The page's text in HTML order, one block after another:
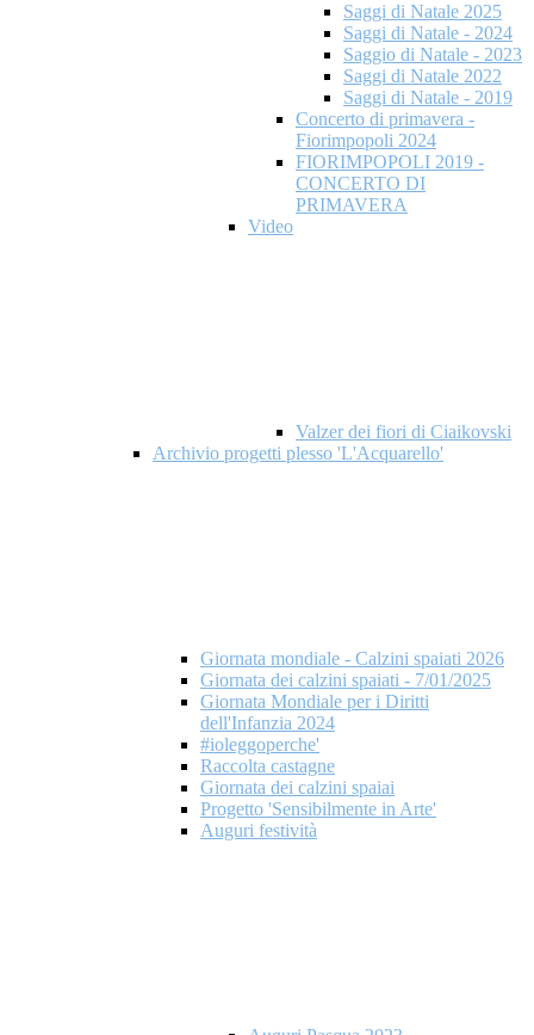
Saggi di Natale 2025
Saggi di Natale - 2024
Saggio di Natale - 2023
Saggi di Natale 2022
Saggi di Natale - 2019
Concerto di primavera -
Fiorimpopoli 2024
FIORIMPOPOLI 2019 -
CONCERTO DI
PRIMAVERA
Video
Valzer dei fiori di Ciaikovski
Archivio progetti plesso 'L'Acquarello'
Giornata mondiale - Calzini spaiati 2026
Giornata dei calzini spaiati - 7/01/2025
Giornata Mondiale per i Diritti
dell'Infanzia 2024
#ioleggoperche'
Raccolta castagne
Giornata dei calzini spaiai
Progetto 'Sensibilmente in Arte'
Auguri festività